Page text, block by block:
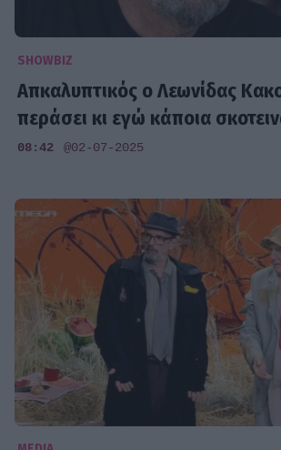
SHOWBIZ
Απκαλυπτικός ο Λεωνίδας
περάσει κι εγώ κάποια
08:42 @02-07-2025